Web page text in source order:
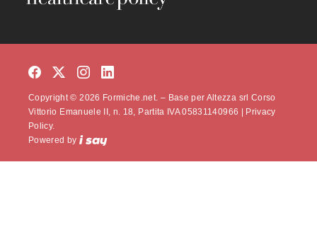
Copyright © 2026 Formiche.net. – Base per Altezza srl Corso
Vittorio Emanuele II, n. 18, Partita IVA 05831140966 | Privacy
Policy.
Powered by